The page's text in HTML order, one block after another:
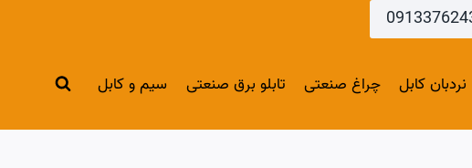
نردبان کابل چراغ صنعتی تابلو برق صنعتی سیم و کابل